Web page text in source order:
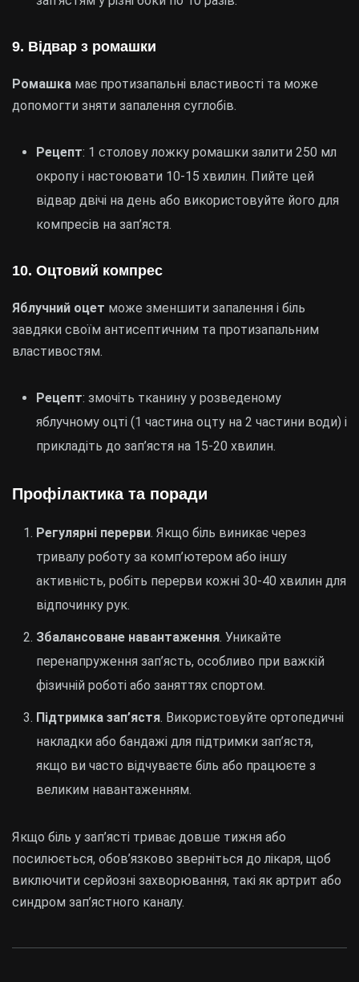
9. Відвар з ромашки
Ромашка має протизапальні властивості та може
допомогти зняти запалення суглобів.
Рецепт: 1 столову ложку ромашки залити 250 мл
окропу і настоювати 10-15 хвилин. Пийте цей
відвар двічі на день або використовуйте його для
компресів на зап’ястя.
10. Оцтовий компрес
Яблучний оцет може зменшити запалення і біль
завдяки своїм антисептичним та протизапальним
властивостям.
Рецепт: змочіть тканину у розведеному
яблучному оцті (1 частина оцту на 2 частини води) і
прикладіть до зап’ястя на 15-20 хвилин.
Профілактика та поради
Регулярні перерви. Якщо біль виникає через
тривалу роботу за комп’ютером або іншу
активність, робіть перерви кожні 30-40 хвилин для
відпочинку рук.
Збалансоване навантаження. Уникайте
перенапруження зап’ясть, особливо при важкій
фізичній роботі або заняттях спортом.
Підтримка зап’ястя. Використовуйте ортопедичні
накладки або бандажі для підтримки зап’ястя,
якщо ви часто відчуваєте біль або працюєте з
великим навантаженням.
Якщо біль у зап’ясті триває довше тижня або
посилюється, обов’язково зверніться до лікаря, щоб
виключити серйозні захворювання, такі як артрит або
синдром зап’ястного каналу.